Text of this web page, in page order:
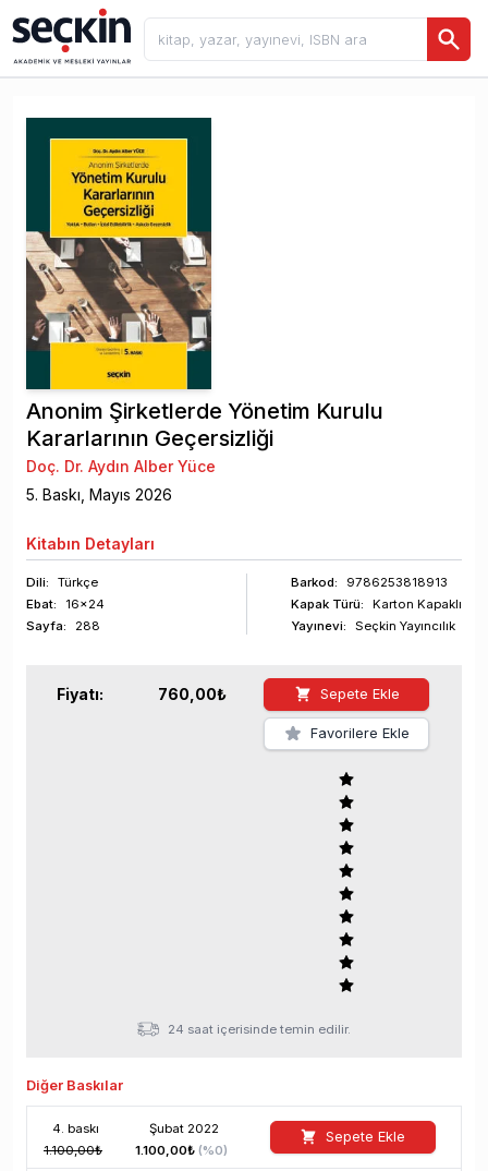
Anonim Şirketlerde Yönetim Kurulu
Kararlarının Geçersizliği
Doç. Dr. Aydın Alber Yüce
5. Baskı, Mayıs 2026
Kitabın Detayları
Dili:
Türkçe
Ebat:
16x24
Sayfa: 288
Barkod:
9786253818913
Kapak Türü:
Karton Kapaklı
Yayınevi:
Seçkin Yayıncılık
Fiyatı: 760,00₺ Sepete Ekle
Favorilere Ekle
24 saat içerisinde temin edilir.
Diğer Baskılar
4. baskı Şubat 2022
1.100,00₺ 1.100,00₺ (%0)
Sepete Ekle